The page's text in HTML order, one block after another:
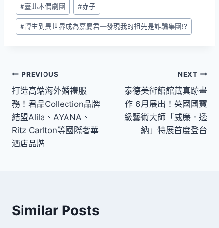
#臺北木偶劇團 #赤子
#轉生到異世界成為嘉慶君—發現我的祖先是詐騙集團!?
文
章
導
覽
PREVIOUS
打造高端海外婚禮服
務！君品Collection品牌
結盟Alila、AYANA、
Ritz Carlton等國際奢華
酒店品牌
NEXT
泰德美術館館藏真跡畫
作 6月展出！英國國寶
級藝術大師「威廉．透
納」特展首度登台
Similar Posts